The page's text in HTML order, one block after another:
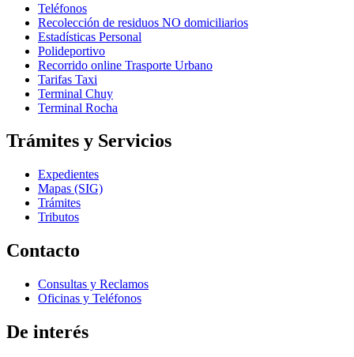
Teléfonos
Recolección de residuos NO domiciliarios
Estadísticas Personal
Polideportivo
Recorrido online Trasporte Urbano
Tarifas Taxi
Terminal Chuy
Terminal Rocha
Trámites y Servicios
Expedientes
Mapas (SIG)
Trámites
Tributos
Contacto
Consultas y Reclamos
Oficinas y Teléfonos
De interés